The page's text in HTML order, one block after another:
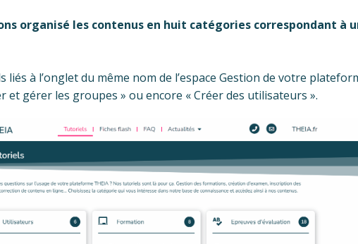
organisé les contenus en huit catégories correspondant à
à l’onglet du même nom de l’espace Gestion de votre
gérer les groupes » ou encore « Créer des utilisateurs ».